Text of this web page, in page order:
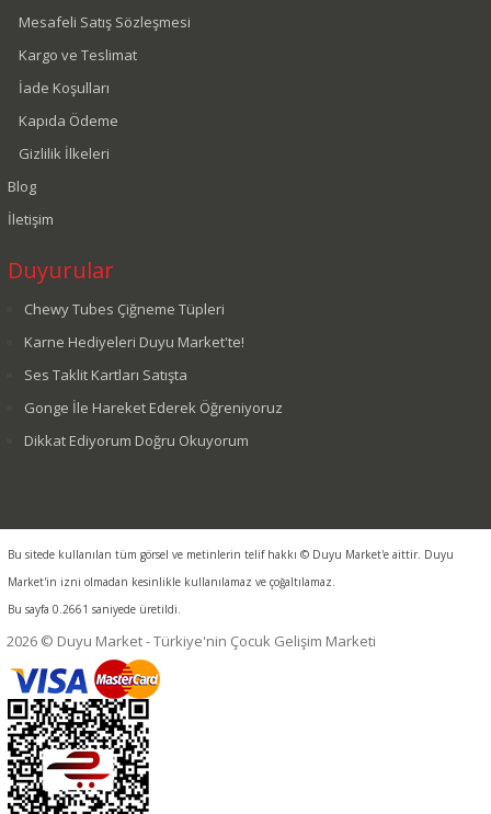
Mesafeli Satış Sözleşmesi
Kargo ve Teslimat
İade Koşulları
Kapıda Ödeme
Gizlilik İlkeleri
Blog
İletişim
Duyurular
Chewy Tubes Çiğneme Tüpleri
Karne Hediyeleri Duyu Market'te!
Ses Taklit Kartları Satışta
Gonge İle Hareket Ederek Öğreniyoruz
Dikkat Ediyorum Doğru Okuyorum
Bu sitede kullanılan tüm görsel ve metinlerin telif hakkı © Duyu Market'e aittir. Duyu
Market'in izni olmadan kesinlikle kullanılamaz ve çoğaltılamaz.
Bu sayfa 0.2661 saniyede üretildi.
2026 © Duyu Market - Türkiye'nin Çocuk Gelişim Marketi